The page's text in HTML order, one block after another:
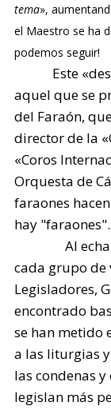
tema»,
el Maestro se ha
podemos seguir!
Este
aquel que se
del Faraón,
director de la
«Coros
Orquesta de
faraones
hay
Al echar un
cada grupo de
Legisladores,
encontrado
se han metido
a las liturgias
las condenas
legislan más